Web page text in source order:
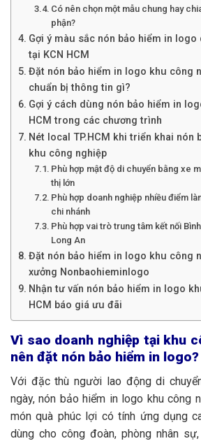
Có nên chọn một mẫu chung hay
phận?
Gợi ý màu sắc nón bảo hiểm in logo
tại KCN HCM
Đặt nón bảo hiểm in logo khu công
chuẩn bị thông tin gì?
Gợi ý cách dùng nón bảo hiểm in
HCM trong các chương trình
Nét local TP.HCM khi triển khai nón
khu công nghiệp
Phù hợp mật độ di chuyển bằng xe
thị lớn
Phù hợp doanh nghiệp nhiều điểm
chi nhánh
Phù hợp vai trò trung tâm kết nối
Long An
Đặt nón bảo hiểm in logo khu công
xưởng Nonbaohieminlogo
Nhận tư vấn nón bảo hiểm in logo
HCM báo giá ưu đãi
Vì sao doanh nghiệp tại khu
nên đặt nón bảo hiểm in logo?
Với đặc thù người lao động di
ngày, nón bảo hiểm in logo khu công
món quà phúc lợi có tính ứng dụng
dùng cho công đoàn, phòng nhân